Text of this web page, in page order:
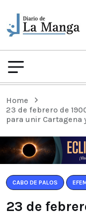
Home
23 de febrero de
para unir Cartagena
CABO DE PALOS
23 de